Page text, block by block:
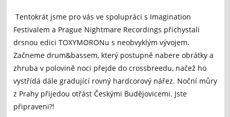
Tentokrát jsme pro vás ve spolupráci s Imagination
Festivalem a Prague Nightmare Recordings přichystali
drsnou edici TOXYMORONu s neobvyklým vývojem.
Začneme drum&bassem, který postupně nabere obrátky a
zhruba v polovině noci přejde do crossbreedu, načež ho
vystřídá dále gradující rovný hardcorový nářez. Noční můry
z Prahy přijedou otřást Českými Budějovicemi. Jste
připraveni?!